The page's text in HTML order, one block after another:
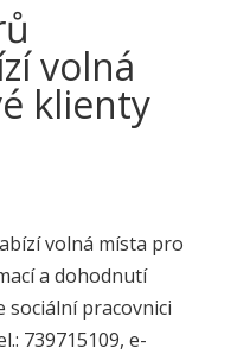
volná
klienty
volná místa pro
a dohodnutí
pracovnici
739715109, e-